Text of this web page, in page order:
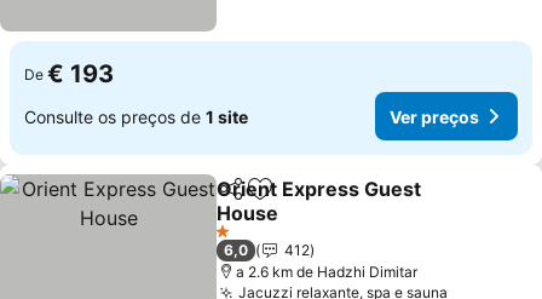
De € 193
Consulte os preços de 1 site Ver preços
PartilharAdicionar aos favoritos
Orient Express Guest
House
1 Estrelas
6,0
412
a 2.6 km de Hadzhi Dimitar
Jacuzzi relaxante, spa e sauna